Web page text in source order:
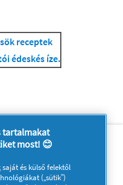
receptek
édeskés íze.
tartalmakat
most! 😊
saját és külső felektől
(„sütik”)